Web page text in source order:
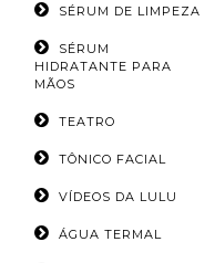
SÉRUM DE LIMPEZA
SÉRUM
HIDRATANTE PARA
MÃOS
TEATRO
TÔNICO FACIAL
VÍDEOS DA LULU
ÁGUA TERMAL